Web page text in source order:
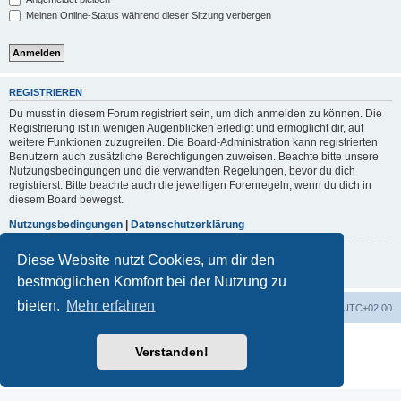
Diese Website nutzt Cookies, um dir den
bestmöglichen Komfort bei der Nutzung zu
bieten. Mehr erfahren
Verstanden!
Meinen Online-Status während dieser Sitzung verbergen
REGISTRIEREN
Du musst in diesem Forum registriert sein, um dich anmelden zu können. Die
Registrierung ist in wenigen Augenblicken erledigt und ermöglicht dir, auf
weitere Funktionen zuzugreifen. Die Board-Administration kann registrierten
Benutzern auch zusätzliche Berechtigungen zuweisen. Beachte bitte unsere
Nutzungsbedingungen und die verwandten Regelungen, bevor du dich
registrierst. Bitte beachte auch die jeweiligen Forenregeln, wenn du dich in
diesem Board bewegst.
Nutzungsbedingungen | Datenschutzerklärung
Registrieren
Portal Foren-Übersicht UTC+02:00
Powered by
® Forum Software © phpBB Limited
Deutsche Übersetzung durch
Datenschutz|Nutzungsbedingungen